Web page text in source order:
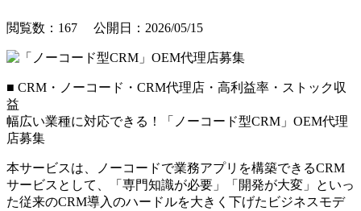
閲覧数：167 公開日：2026/05/15
■ CRM・ノーコード・CRM代理店・高利益率・ストック収
益
幅広い業種に対応できる！「ノーコード型CRM」OEM代理
店募集
本サービスは、ノーコードで業務アプリを構築できるCRM
サービスとして、「専門知識が必要」「開発が大変」といっ
た従来のCRM導入のハードルを大きく下げたビジネスモデ